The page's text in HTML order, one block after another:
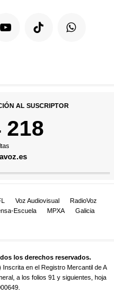
AL SUSCRIPTOR
218
Voz Audiovisual
RadioVoz
Escuela MPXA
Galicia
los derechos reservados.
Inscrita en el Registro Mercantil de A
a los folios 91 y siguientes, hoja